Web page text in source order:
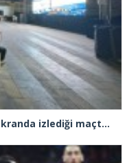
Arnavutköy’de yüzlerce kişi dev ekranda izlediği maçta Türkiye, Yunanistan’ı 94-68 yendi